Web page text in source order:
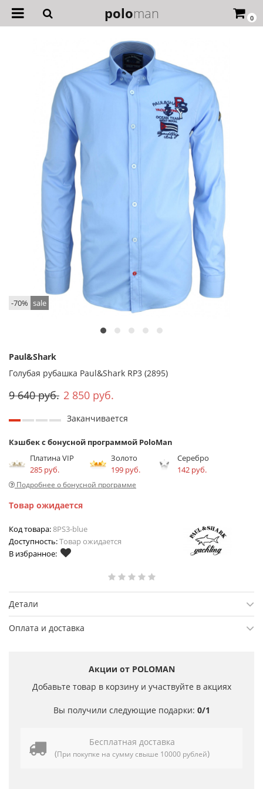
0
poloman
-70% sale
Paul&Shark
Голубая рубашка Paul&Shark RP3 (2895)
9 640 руб. 2 850 руб.
Заканчивается
Кэшбек с бонусной программой PoloMan
Платина VIP
285 руб.
Золото
199 руб.
Серебро
142 руб.
Подробнее о бонусной программе
Товар ожидается
Код товара:8PS3-blue
Доступность:Товар ожидается
В избранное:
Детали
Оплата и доставка
Акции от POLOMAN
Добавьте товар в корзину и участвуйте в акциях
Вы получили следующие подарки: 0/1
Бесплатная доставка
(При покупке на сумму свыше 10000 рублей)